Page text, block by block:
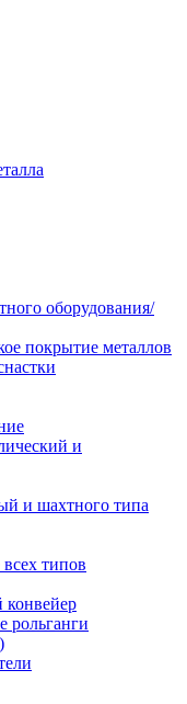
оборудования/
покрытие металлов
и
и шахтного типа
типов
рольганги